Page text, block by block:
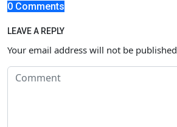
0 Comments
LEAVE A REPLY
Your email address will not be published